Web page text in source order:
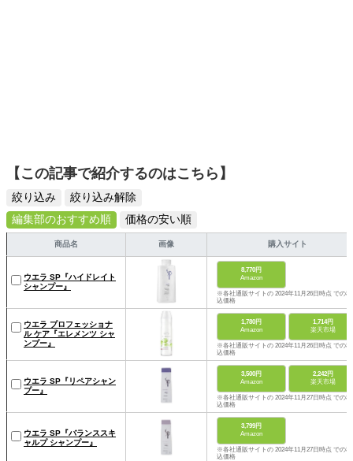
【この記事で紹介するのはこちら】
絞り込み
絞り込み解除
編集部のおすすめ順
価格の安い順
商品名 画像 購入サイト
ウエラ SP『ハイドレイト
シャンプー』
8,770円
Amazon
※各社通販サイトの 2024年11月26日時点 での税
込価格
ウエラ プロフェッショナ
ル ケア『エレメンツ シャ
ンプー』
1,780円
Amazon
1,714円
楽天市場
※各社通販サイトの 2024年11月26日時点 での税
込価格
ウエラ SP『リペアシャン
プー』
3,500円
Amazon
2,242円
楽天市場
※各社通販サイトの 2024年11月27日時点 での税
込価格
ウエラ SP『バランススキ
ャルプ シャンプー』
3,799円
Amazon
※各社通販サイトの 2024年11月27日時点 での税
込価格